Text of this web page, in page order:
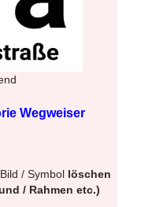
Wegweiser
/ Symbol löschen
/ Rahmen etc.)